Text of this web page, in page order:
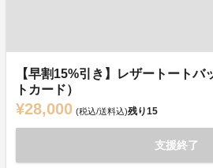
【早割15%引き】レザートートバ
トカード）
¥28,000 (税込/送料込)残り15
支援終了